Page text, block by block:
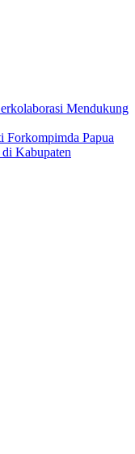
Mendukung
Forkompimda Papua
di Kabupaten